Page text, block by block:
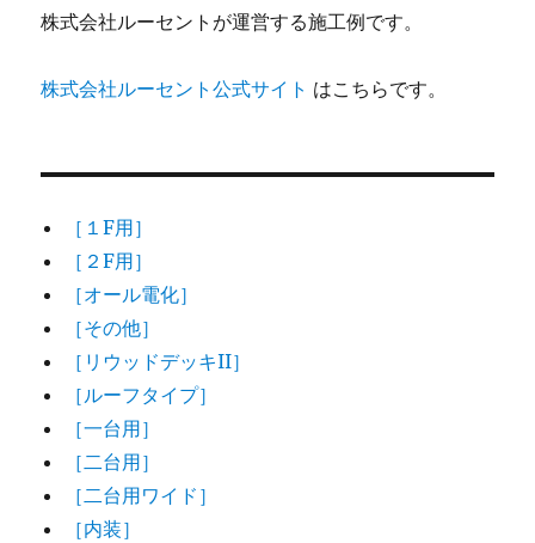
株式会社ルーセントが運営する施工例です。
株式会社ルーセント公式サイト はこちらです。
［１F用］
［２F用］
［オール電化］
［その他］
［リウッドデッキII］
［ルーフタイプ］
［一台用］
［二台用］
［二台用ワイド］
［内装］